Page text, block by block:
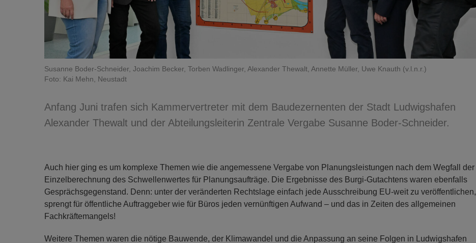
Susanne Boder-Schneider, Joachim Becker, Torben Wadlinger, Alexander Thewalt, Annette Müller, Uwe Knauth (v.l.n.r.)
Foto: Kai Mehn, Neustadt
Anfang Juni trafen sich Kammervertreter mit dem Baudezernenten der Stadt Ludwigshafen
Alexander Thewalt und der Abteilungsleiterin Zentrale Vergabe Susanne Boder-Schneider.
Auch hier ging es um komplexe Themen wie die angemessene Vergabe von Planungsleistungen nach dem Wegfall der
Einzelberechnung des Schwellenwertes für Planungsaufträge. Die Ergebnisse des Burgi-Gutachtens waren ebenfalls
Gesprächsgegenstand. Denn: unter der veränderten Rechtslage einfach jede Ausschreibung EU-weit zu veröffentlichen,
sprengt für öffentliche Auftraggeber wie für Büros jeden vernünftigen Aufwand – und das in Zeiten des allgemeinen
Fachkräftemangels!
Weitere Themen waren die nötige Bauwende, der Klimawandel und die Anpassung an seine Folgen in Ludwigshafen